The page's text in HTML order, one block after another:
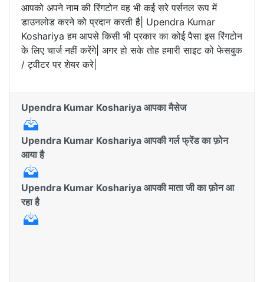
आपको अपने नाम की रिंगटोन वह भी कई सरे पर्सनल रूप में
डाउनलोड करने को प्रदान करती है| Upendra Kumar
Koshariya हम आपसे किसी भी प्रकार का कोई पैसा इस रिंगटोन
के लिए चार्ज नहीं करेंगे| अगर हो सके तोह हमारी साइट को फेसबुक
/ ट्वीटर पर शेयर करे|
Upendra Kumar Koshariya आपका मैसेज
Upendra Kumar Koshariya आपकी गर्ल फ्रेंड का फ़ोन
आया है
Upendra Kumar Koshariya आपकी माता जी का फ़ोन आ
रहा है